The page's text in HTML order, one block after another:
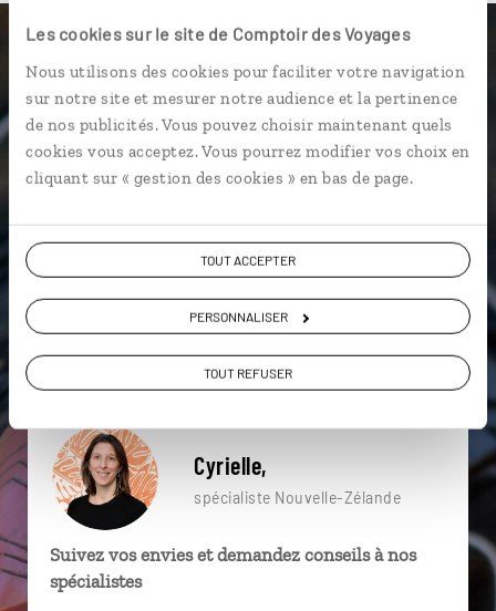
Les cookies sur le site de Comptoir des Voyages
Nous utilisons des cookies pour faciliter votre navigation
sur notre site et mesurer notre audience et la pertinence
de nos publicités. Vous pouvez choisir maintenant quels
cookies vous acceptez. Vous pourrez modifier vos choix en
cliquant sur « gestion des cookies » en bas de page.
TOUT ACCEPTER
PERSONNALISER
TOUT REFUSER
Une envie de voyage
particulière ?
Arrowtown
Arthur’s Pass Baleine Doubtful Sound
Cyrielle,
spécialiste Nouvelle-Zélande
Suivez vos envies et demandez conseils à nos
spécialistes